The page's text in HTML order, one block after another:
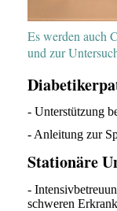
Es werden auch
und zur
- Unterstützung
- Anleitung zur
Stationäre
-
schweren